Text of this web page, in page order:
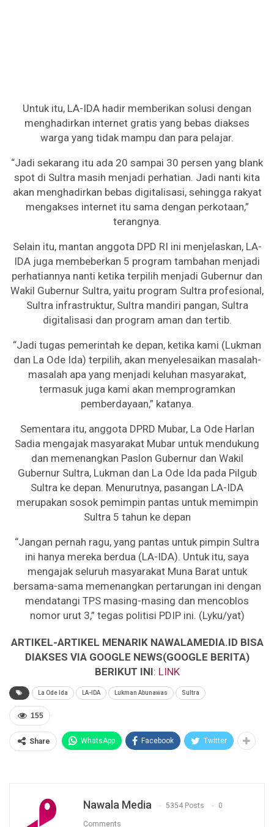
Untuk itu, LA-IDA hadir memberikan solusi dengan
menghadirkan internet gratis yang bebas diakses
warga yang tidak mampu dan para pelajar.
“Jadi sekarang itu ada 20 sampai 30 persen yang blank
spot di Sultra masih menjadi perhatian. Jadi nanti kita
akan menghadirkan bebas digitalisasi, sehingga rakyat
mengakses internet itu sama dengan perkotaan,”
terangnya.
Selain itu, mantan anggota DPD RI ini menjelaskan, LA-
IDA juga membeberkan 5 program tambahan menjadi
perhatiannya nanti ketika terpilih menjadi Gubernur dan
Wakil Gubernur Sultra, yaitu program Sultra profesional,
Sultra infrastruktur, Sultra mandiri pangan, Sultra
digitalisasi dan program aman dan tertib.
“Jadi tugas pemerintah ke depan, ketika kami (Lukman
dan La Ode Ida) terpilih, akan menyelesaikan masalah-
masalah apa yang menjadi keluhan masyarakat,
termasuk juga kami akan memprogramkan
pemberdayaan,” katanya.
Sementara itu, anggota DPRD Mubar, La Ode Harlan
Sadia mengajak masyarakat Mubar untuk mendukung
dan memenangkan Paslon Gubernur dan Wakil
Gubernur Sultra, Lukman dan La Ode Ida pada Pilgub
Sultra ke depan. Menurutnya, pasangan LA-IDA
merupakan sosok pemimpin pantas untuk memimpin
Sultra 5 tahun ke depan
“Jangan pernah ragu, yang pantas untuk pimpin Sultra
ini hanya mereka berdua (LA-IDA). Untuk itu, saya
mengajak seluruh masyarakat Muna Barat untuk
bersama-sama memenangkan pertarungan ini dengan
mendatangi TPS masing-masing dan mencoblos
nomor urut 3,” tegas politisi PDIP ini. (Lyku/yat)
ARTIKEL-ARTIKEL MENARIK NAWALAMEDIA.ID BISA
DIAKSES VIA GOOGLE NEWS(GOOGLE BERITA)
BERIKUT INI: LINK
La Ode Ida LA-IDA Lukman Abunawas Sultra
155
Share WhatsApp Facebook Twitter
Nawala Media 5354 Posts 0
Comments